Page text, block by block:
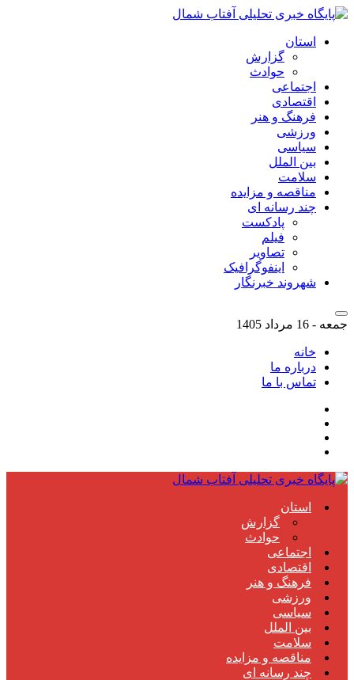
استان
گزارش
حوادث
اجتماعی
اقتصادی
فرهنگ و هنر
ورزشی
سیاسی
بین الملل
سلامت
مناقصه و مزایده
چند رسانه ای
پادکست
فیلم
تصاویر
اینفوگرافیک
شهروند خبرنگار
جمعه - 16 مرداد 1405
خانه
درباره ما
تماس با ما
استان
گزارش
حوادث
اجتماعی
اقتصادی
فرهنگ و هنر
ورزشی
سیاسی
بین الملل
سلامت
مناقصه و مزایده
چند رسانه ای